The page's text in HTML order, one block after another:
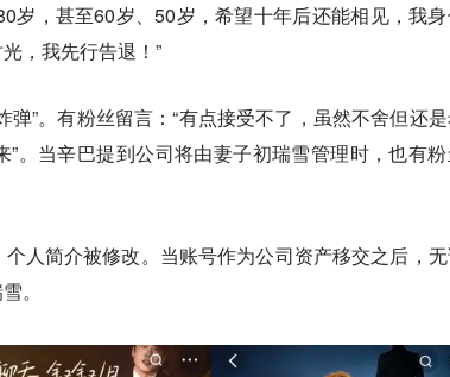
岁，甚至60岁、50岁，希望十年后还能相见，我
，我先行告退！”
”。有粉丝留言：“有点接受不了，虽然不舍但还
。当辛巴提到公司将由妻子初瑞雪管理时，也有
人简介被修改。当账号作为公司资产移交之后，
。